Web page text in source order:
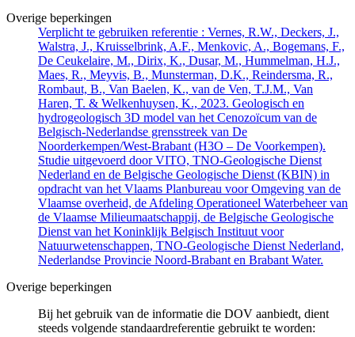
Overige beperkingen
Verplicht te gebruiken referentie : Vernes, R.W., Deckers, J.,
Walstra, J., Kruisselbrink, A.F., Menkovic, A., Bogemans, F.,
De Ceukelaire, M., Dirix, K., Dusar, M., Hummelman, H.J.,
Maes, R., Meyvis, B., Munsterman, D.K., Reindersma, R.,
Rombaut, B., Van Baelen, K., van de Ven, T.J.M., Van
Haren, T. & Welkenhuysen, K., 2023. Geologisch en
hydrogeologisch 3D model van het Cenozoïcum van de
Belgisch-Nederlandse grensstreek van De
Noorderkempen/West-Brabant (H3O – De Voorkempen).
Studie uitgevoerd door VITO, TNO-Geologische Dienst
Nederland en de Belgische Geologische Dienst (KBIN) in
opdracht van het Vlaams Planbureau voor Omgeving van de
Vlaamse overheid, de Afdeling Operationeel Waterbeheer van
de Vlaamse Milieumaatschappij, de Belgische Geologische
Dienst van het Koninklijk Belgisch Instituut voor
Natuurwetenschappen, TNO-Geologische Dienst Nederland,
Nederlandse Provincie Noord-Brabant en Brabant Water.
Overige beperkingen
Bij het gebruik van de informatie die DOV aanbiedt, dient
steeds volgende standaardreferentie gebruikt te worden: